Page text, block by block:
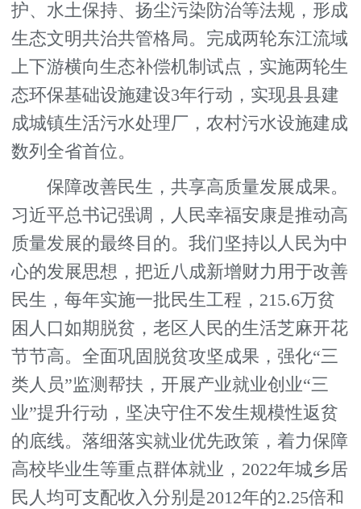
护、水土保持、扬尘污染防治等法规，形成
生态文明共治共管格局。完成两轮东江流域
上下游横向生态补偿机制试点，实施两轮生
态环保基础设施建设3年行动，实现县县建
成城镇生活污水处理厂，农村污水设施建成
数列全省首位。
保障改善民生，共享高质量发展成果。
习近平总书记强调，人民幸福安康是推动高
质量发展的最终目的。我们坚持以人民为中
心的发展思想，把近八成新增财力用于改善
民生，每年实施一批民生工程，215.6万贫
困人口如期脱贫，老区人民的生活芝麻开花
节节高。全面巩固脱贫攻坚成果，强化“三
类人员”监测帮扶，开展产业就业创业“三
业”提升行动，坚决守住不发生规模性返贫
的底线。落细落实就业优先政策，着力保障
高校毕业生等重点群体就业，2022年城乡居
民人均可支配收入分别是2012年的2.25倍和